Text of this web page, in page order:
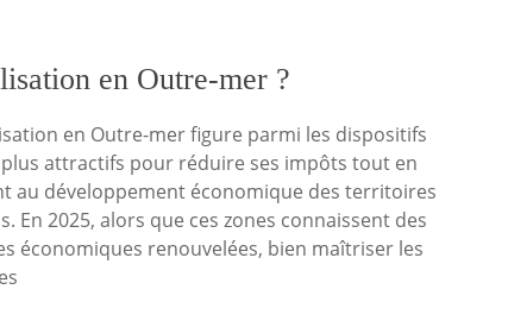
en Outre-mer ?
en Outre-mer figure parmi les dispositifs
attractifs pour réduire ses impôts tout en
au développement économique des territoires
En 2025, alors que ces zones connaissent des
économiques renouvelées, bien maîtriser les